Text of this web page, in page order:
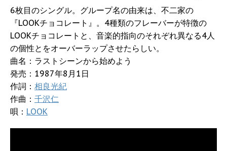
6枚目のシングル。グループ名の由来は、不二家の
『LOOKチョコレート』。4種類のフレーバーが特徴の
LOOKチョコレートと、音楽的指向のそれぞれ異なる4人
の個性とをオーバーラップさせたらしい。
曲名：ラストシーンから始めよう
発売：1987年8月1日
作詞： 相良光紀
作曲： 千沢仁
唄： LOOK